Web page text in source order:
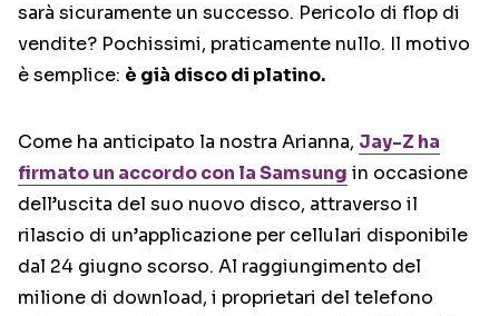
sarà sicuramente un successo. Pericolo di flop di
vendite? Pochissimi, praticamente nullo. Il motivo
è semplice: è già disco di platino.
Come ha anticipato la nostra Arianna, Jay-Z ha
firmato un accordo con la Samsung in occasione
dell’uscita del suo nuovo disco, attraverso il
rilascio di un’applicazione per cellulari disponibile
dal 24 giugno scorso. Al raggiungimento del
milione di download, i proprietari del telefono